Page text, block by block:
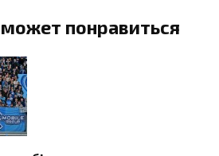
понравиться